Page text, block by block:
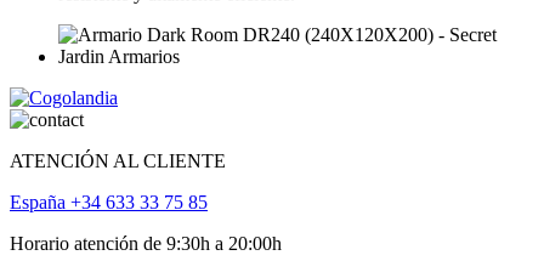
ATENCIÓN AL CLIENTE
España +34 633 33 75 85
Horario atención de 9:30h a 20:00h